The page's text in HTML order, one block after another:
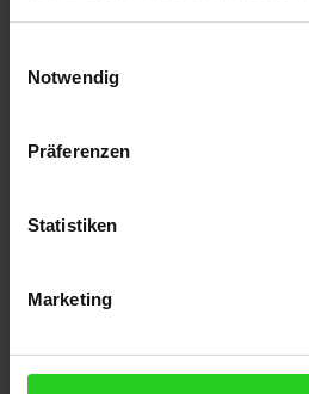
ändern bzw. widerrufen.
Notwendig
Präferenzen
Statistiken
Marketing
Produktbeschreibung
Gaming- Maus mit 17
Steuersystem zum Positionieren
EAN: 0840006616214
Versandinformationen